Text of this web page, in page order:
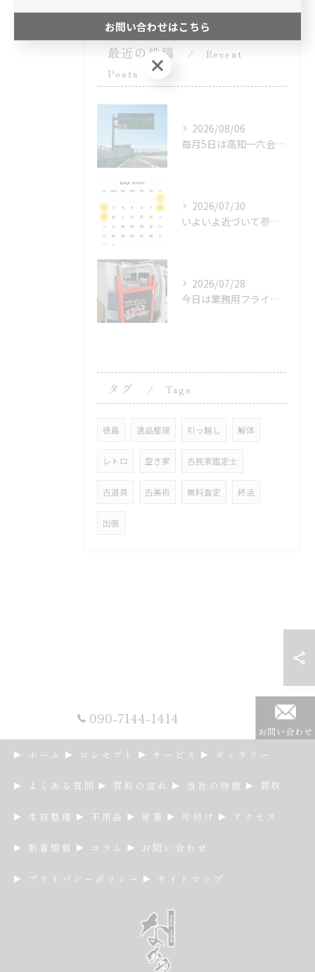
最近の投稿
Recent
Posts
2026/08/06
毎月5日は高知一六会 業者市場。
2026/07/30
いよいよ近づいて参りましたなかやガレージセール！嫁が早朝のみ...
2026/07/28
今日は業務用フライヤーや冷凍庫、16畳用クーラー、冷蔵庫、洗...
タグ Tags
徳島 遺品整理 引っ越し 解体
レトロ 空き家 古民家鑑定士
古道具 古美術 無料査定 終活
出張
090-7144-1414
お問い合わせ
ホーム
コンセプト サービス ギャラリー
よくある質問 買取の流れ 当社の特徴 買取
生前整理 不用品 骨董 片付け アクセス
新着情報 コラム お問い合わせ
プライバシーポリシー サイトマップ
お問い合わせはこちら
お問い合わせはこちら